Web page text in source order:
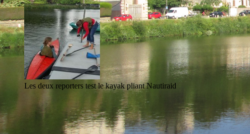
Les deux reporters test le kayak pliant Nautiraid